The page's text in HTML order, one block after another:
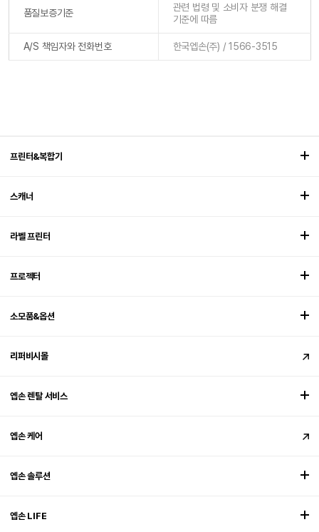
품질보증기준
관련 법령 및 소비자 분쟁 해결
기준에 따름
A/S 책임자와 전화번호 한국엡손(주) / 1566-3515
프린터&복합기
스캐너
라벨 프린터
프로젝터
소모품&옵션
리퍼비시몰
엡손 렌탈 서비스
엡손 케어
엡손 솔루션
엡손 LIFE